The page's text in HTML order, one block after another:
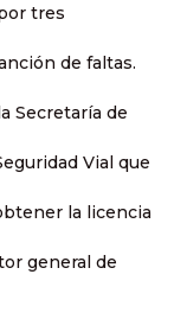
tres
de faltas.
Secretaría de
Vial que
la licencia
general de